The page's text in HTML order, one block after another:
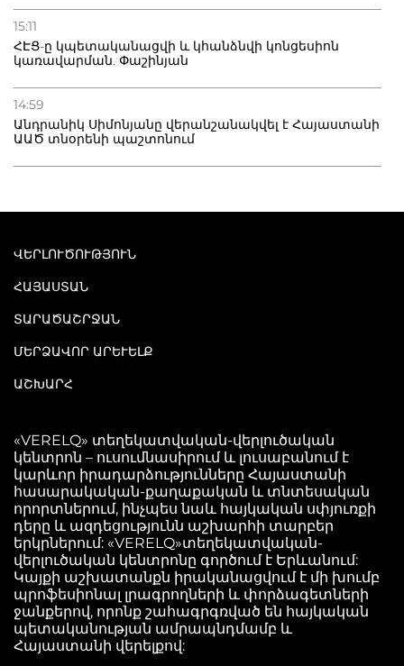
15:11
ՀԷՑ-ը կպետականացվի և կհանձնվի կոնցեսիոն
կառավարման. Փաշինյան
14:59
Անդրանիկ Սիմոնյանը վերանշանակվել է Հայաստանի
ԱԱԾ տնօրենի պաշտոնում
ՎԵՐԼՈՒԾՈՒԹՅՈՒՆ
ՀԱՅԱՍՏԱՆ
ՏԱՐԱԾԱՇՐՋԱՆ
ՄԵՐՁԱՎՈՐ ԱՐԵՒԵԼՔ
ԱՇԽԱՐՀ
«VERELQ» տեղեկատվական-վերլուծական
կենտրոն – ուսումնասիրում և լուսաբանում է
կարևոր իրադարձությունները Հայաստանի
հասարակական-քաղաքական և տնտեսական
որորտներում, ինչպես նաև հայկական սփյուռքի
դերը և ազդեցությունն աշխարհի տարբեր
երկրներում: «VERELQ»տեղեկատվական-
վերլուծական կենտրոնը գործում է Երևանում:
Կայքի աշխատանքն իրականացվում է մի խումբ
պրոֆեսիոնալ լրագրողների և փորձագետների
ջանքերով, որոնք շահագրգռված են հայկական
պետականության ամրապնդմամբ և
Հայաստանի վերելքով: